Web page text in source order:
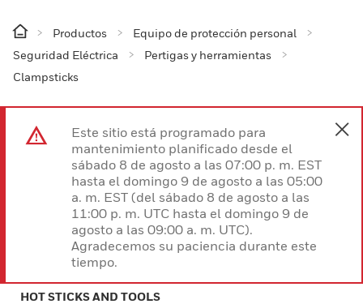
Productos
Equipo de protección personal
Seguridad Eléctrica
Pertigas y herramientas
Clampsticks
Este sitio está programado para
mantenimiento planificado desde el
sábado 8 de agosto a las 07:00 p. m. EST
hasta el domingo 9 de agosto a las 05:00
a. m. EST (del sábado 8 de agosto a las
11:00 p. m. UTC hasta el domingo 9 de
agosto a las 09:00 a. m. UTC).
Agradecemos su paciencia durante este
tiempo.
HOT STICKS AND TOOLS